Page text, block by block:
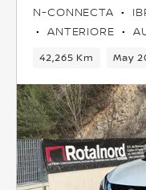
N-CONNECTA
ANTERIORE
42,265 Km May